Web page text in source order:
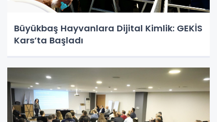
Büyükbaş Hayvanlara Dijital Kimlik: GEKİS
Kars’ta Başladı